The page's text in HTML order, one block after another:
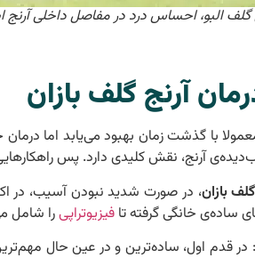
گلف البو، احساس درد در مفاصل داخلی
آرنج گلف بازان
با گذشت زمان بهبود می‌یابد اما
آرنج، نقش کلیدی دارد. پس
بازان، در صورت شدید نبودن آسیب، در
ساده‌ی خانگی گرفته تا فیزیوتراپیرا شامل
: در قدم اول، ساده‌ترین و در عین حال